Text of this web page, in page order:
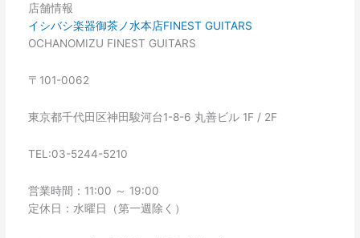
店舗情報
イシバシ楽器御茶ノ水本店FINEST GUITARS
OCHANOMIZU FINEST GUITARS
〒101-0062
東京都千代田区神田駿河台1-8-6 丸善ビル 1F / 2F
TEL:03-5244-5210
営業時間：11:00 ～ 19:00
定休日：水曜日（第一週除く）